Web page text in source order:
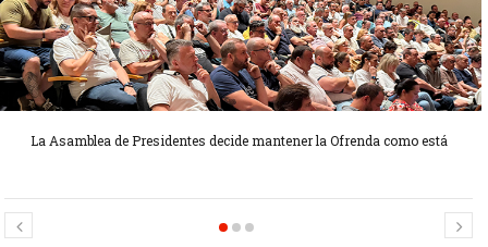
La Asamblea de Presidentes decide mantener la Ofrenda como está
Candidatas Preseleccionadas por el sector Olivereta
Candidatas Preseleccionadas por el sector Sector La Seu-La Xerea-El